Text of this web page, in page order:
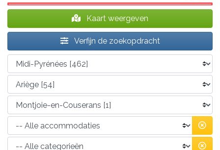
Kaart weergeven
Verfijn de zoekopdracht